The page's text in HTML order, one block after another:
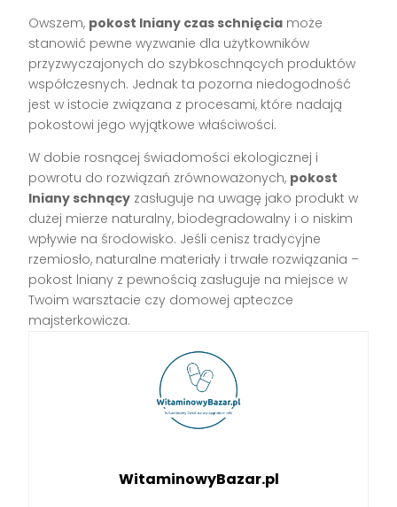
Owszem, pokost lniany czas schnięcia może
stanowić pewne wyzwanie dla użytkowników
przyzwyczajonych do szybkoschnących produktów
współczesnych. Jednak ta pozorna niedogodność
jest w istocie związana z procesami, które nadają
pokostowi jego wyjątkowe właściwości.
W dobie rosnącej świadomości ekologicznej i
powrotu do rozwiązań zrównoważonych, pokost
lniany schnący zasługuje na uwagę jako produkt w
dużej mierze naturalny, biodegradowalny i o niskim
wpływie na środowisko. Jeśli cenisz tradycyjne
rzemiosło, naturalne materiały i trwałe rozwiązania –
pokost lniany z pewnością zasługuje na miejsce w
Twoim warsztacie czy domowej apteczce
majsterkowicza.
WitaminowyBazar.pl